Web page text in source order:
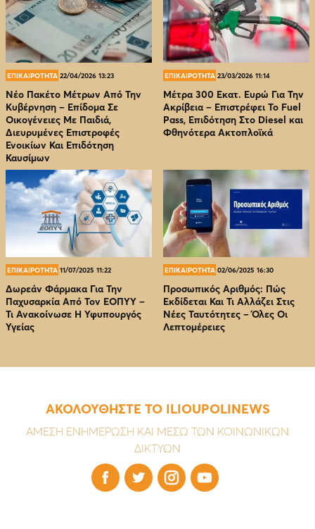
ΕΠΙΚΑΙΡΟΤΗΤΑ 22/04/2026 13:23
Νέο Πακέτο Μέτρων Από Την
Κυβέρνηση – Επίδομα Σε
Οικογένειες Με Παιδιά,
Διευρυμένες Επιστροφές
Ενοικίων Και Επιδότηση
Καυσίμων
ΕΠΙΚΑΙΡΟΤΗΤΑ 23/03/2026 11:14
Μέτρα 300 Εκατ. Ευρώ Για Την
Ακρίβεια – Επιστρέφει Το Fuel
Pass, Επιδότηση Στο Diesel και
Φθηνότερα Ακτοπλοϊκά
ΕΠΙΚΑΙΡΟΤΗΤΑ 11/07/2025 11:22
Δωρεάν Φάρμακα Για Την
Παχυσαρκία Από Τον EOΠΥΥ –
Τι Ανακοίνωσε Η Υφυπουργός
Υγείας
ΕΠΙΚΑΙΡΟΤΗΤΑ 02/06/2025 16:30
Προσωπικός Αριθμός: Πώς
Εκδίδεται Και Τι Αλλάζει Στις
Νέες Ταυτότητες – Όλες Οι
Λεπτομέρειες
ΑΚΟΛΟΥΘΗΣΤΕ ΤΟ ILIOUPOLINEWS
ΑΜΕΣΗ ΕΝΗΜΕΡΩΣΗ ΚΑΙ ΜΕΣΩ ΤΩΝ ΚΟΙΝΩΝΙΚΩΝ
ΔΙΚΤΥΩΝ
   